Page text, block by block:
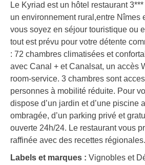
Le Kyriad est un hôtel restaurant
un environnement rural,entre Nîmes
vous soyez en séjour touristique ou
tout est prévu pour votre détente
: 72 chambres climatisées et
avec Canal + et Canalsat, un accès
room-service. 3 chambres sont
personnes à mobilité réduite. Pour
dispose d’un jardin et d’une piscine
ombragée, d’un parking privé et
ouverte 24h/24. Le restaurant vous
raffinée avec des recettes régionales.
Labels et marques : Vignobles et